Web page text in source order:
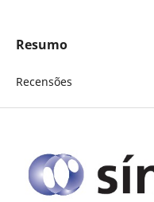
Resumo
Recensões